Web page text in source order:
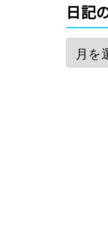
日記